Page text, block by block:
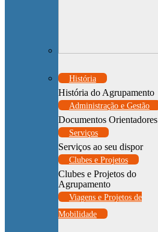
História
História do Agrupamento
Administração e Gestão
Documentos Orientadores
Serviços
Serviços ao seu dispor
Clubes e Projetos
Clubes e Projetos do
Agrupamento
Viagens e Projetos de
Mobilidade